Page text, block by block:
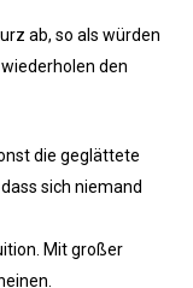
ab, so als würden
den
die geglättete
sich niemand
Mit großer